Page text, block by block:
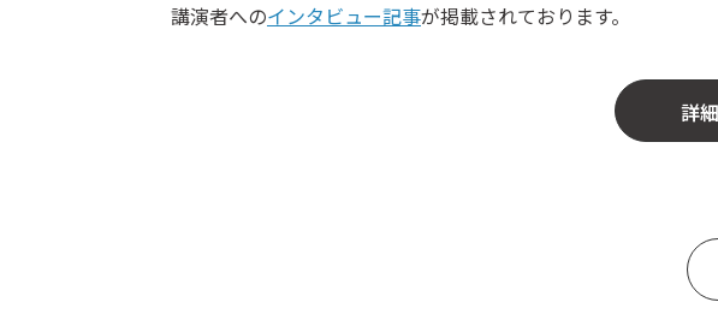
講演者へのインタビュー記事が掲載されております。
詳